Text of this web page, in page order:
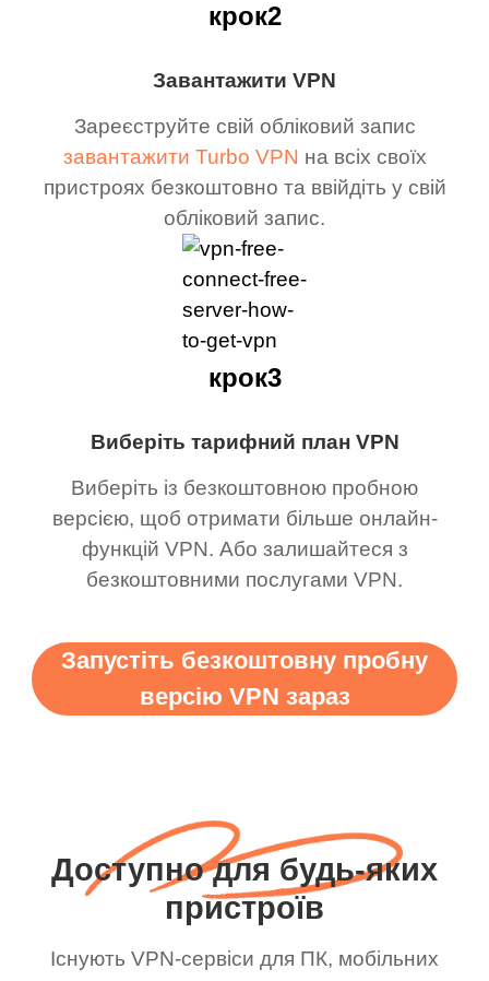
Завантажити VPN
Зареєструйте свій обліковий запис
завантажити Turbo VPN на всіх своїх
пристроях безкоштовно та ввійдіть у свій
обліковий запис.
крок2
Виберіть тарифний план VPN
Виберіть із безкоштовною пробною
версією, щоб отримати більше онлайн-
функцій VPN. Або залишайтеся з
безкоштовними послугами VPN.
крок3
Запустіть безкоштовну пробну
версію VPN зараз
Доступно для будь-яких
пристроїв
Існують VPN-сервіси для ПК, мобільних